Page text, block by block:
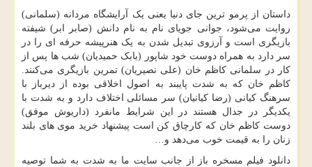
داستان از پرمو ترین جای دنیا یعنی یک آرایشگاه مردانه (سلمانی)
روایت می‌شود، جوانی جویای نام به نام دانش (صابر ابر) شیفته
بازیگری است و آرزوی تبدیل شدن به یک هنرپیشه حرفه ای را در
سر دارد به همراه دوست خود شاپور (بابک حمیدیان) شب ها پس از
کار در سلمانی کاظم خان (علی نصیریان) تمرین بازیگری می‌کنند.
کاظم خان که به شدت پایبند به اصول اخلاقی بوده از دیرباز با
سرهنگ کیانی (رضا کیانیان) سر مسائلی اختلاف دارد و به شدت با
یکدیگر در جدال هستند در این شرایط مانفرد (داریوش موفق)
دوست کاظم خان که کارچاق کن است پیشنهاد خرید موی های بلند
زنان را به قیمت خوب می‌دهد و…
دانلود فیلم مسخره باز از جانب سایت ما به شدت به شما توصیه